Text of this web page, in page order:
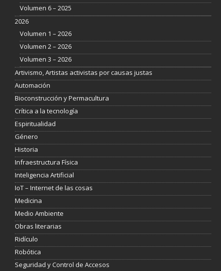
Volumen 6 – 2025
2026
Volumen 1 – 2026
Volumen 2 – 2026
Volumen 3 – 2026
Artivismo, Artistas activistas por causas justas
Automación
Bioconstrucción y Permacultura
Crítica a la tecnología
Espiritualidad
Género
Historia
Infraestructura Física
Inteligencia Artificial
IoT – Internet de las cosas
Medicina
Medio Ambiente
Obras literarias
Ridículo
Robótica
Seguridad y Control de Accesos